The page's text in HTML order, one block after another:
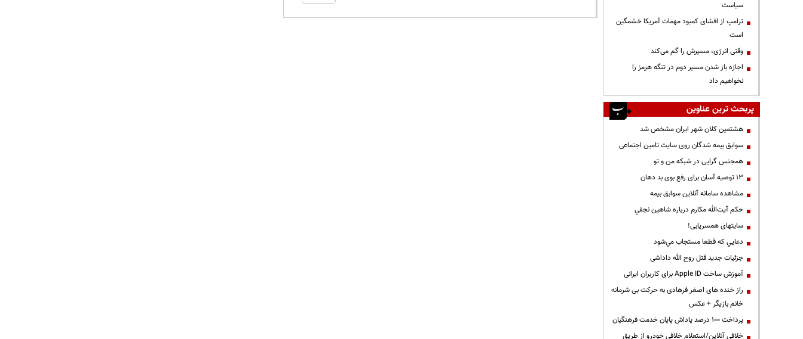
سیاست
ترامپ از افشای کمبود مهمات آمریکا خشمگین
است
وقتی انرژی، مسیرش را گم می‌کند
اجازه باز شدن مسیر دوم در تنگه هرمز را
نخواهیم داد
پربحث ترین عناوین
هشتمین کلان شهر ایران مشخص شد
سوابق بیمه شدگان روی سایت تامین اجتماعی
همجنس گرایی در شبکه من و تو
13 توصیه آسان برای رفع بوی بد دهان
مشاهده سامانه آنلاين سوابق بیمه
حكم آيت‌الله مكارم درباره شاهين نجفي
سایتهای همسریابی!
دعايي كه قطعا مستجاب مي‌شود
جزئیات جدید قتل روح الله داداشی
آموزش ساخت Apple ID برای کاربران ایرانی
راز خنده های اصغر فرهادی به حرکت بی شرمانه
خانم بازیگر + عکس
پرداخت ۱۰۰ درصد پاداش پایان خدمت فرهنگیان
خلافی آنلاین/استعلام خلافی خودرو از طریق